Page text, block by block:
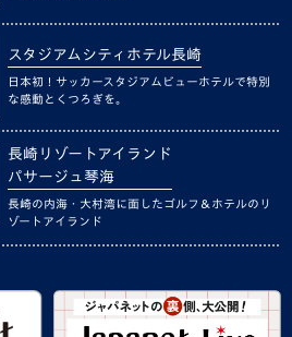
スタジアムシティホテル長崎
日本初！サッカースタジアムビューホテルで特別
な感動とくつろぎを。
長崎リゾートアイランド
パサージュ琴海
長崎の内海・大村湾に面したゴルフ＆ホテルのリ
ゾートアイランド